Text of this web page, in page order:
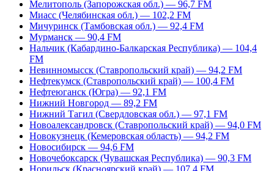
Мелитополь (Запорожская обл.) — 96,7 FM
Миасс (Челябинская обл.) — 102,2 FM
Мичуринск (Тамбовская обл.) — 92,4 FM
Мурманск — 90,4 FM
Нальчик (Кабардино-Балкарская Республика) — 104,4
FM
Невинномысск (Ставропольский край) — 94,2 FM
Нефтекумск (Ставропольский край) — 100,4 FM
Нефтеюганск (Югра) — 92,1 FM
Нижний Новгород — 89,2 FM
Нижний Тагил (Свердловская обл.) — 97,1 FM
Новоалександровск (Ставропольский край) — 94,0 FM
Новокузнецк (Кемеровская область) — 94,2 FM
Новосибирск — 94,6 FM
Новочебоксарск (Чувашская Республика) — 90,3 FM
Норильск (Красноярский край) — 107,4 FM